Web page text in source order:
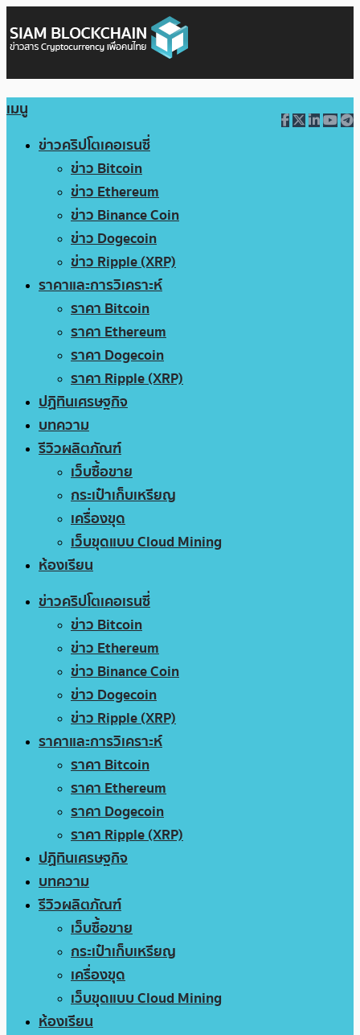
เมนู
ข่าวคริปโตเคอเรนซี่
ข่าว Bitcoin
ข่าว Ethereum
ข่าว Binance Coin
ข่าว Dogecoin
ข่าว Ripple (XRP)
ราคาและการวิเคราะห์
ราคา Bitcoin
ราคา Ethereum
ราคา Dogecoin
ราคา Ripple (XRP)
ปฏิทินเศรษฐกิจ
บทความ
รีวิวผลิตภัณฑ์
เว็บซื้อขาย
กระเป๋าเก็บเหรียญ
เครื่องขุด
เว็บขุดแบบ Cloud Mining
ห้องเรียน
ข่าวคริปโตเคอเรนซี่
ข่าว Bitcoin
ข่าว Ethereum
ข่าว Binance Coin
ข่าว Dogecoin
ข่าว Ripple (XRP)
ราคาและการวิเคราะห์
ราคา Bitcoin
ราคา Ethereum
ราคา Dogecoin
ราคา Ripple (XRP)
ปฏิทินเศรษฐกิจ
บทความ
รีวิวผลิตภัณฑ์
เว็บซื้อขาย
กระเป๋าเก็บเหรียญ
เครื่องขุด
เว็บขุดแบบ Cloud Mining
ห้องเรียน